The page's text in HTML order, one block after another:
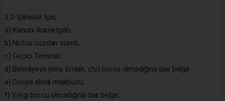
3.2-Şahıslar İçin;
a) Kanuni İkametgâh,
b) Nüfus cüzdan sureti,
c) Geçici Teminat,
d) Belediyeye (kira, Emlak, çtv) borcu olmadığına dair belge
e) Dosya alındı makbuzu,
f) Vergi borcu olmadığına dair belge,